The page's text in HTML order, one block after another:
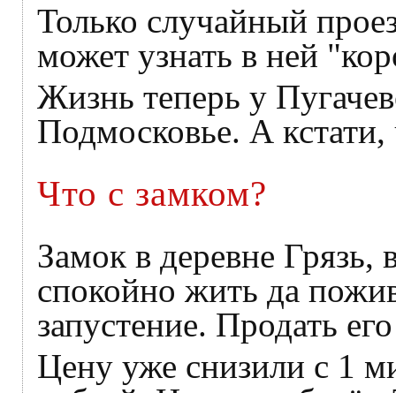
Только случайный
может узнать в ней
Жизнь теперь у
Подмосковье. А кстати,
Что с замком?
Замок в деревне
спокойно жить да
запустение. Продать
Цену уже снизили с 1